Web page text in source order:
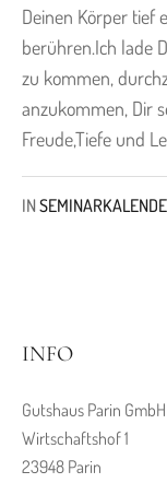
Deinen Körper tief
berühren.Ich lade
zu kommen,
anzukommen, Dir
Freude,Tiefe und
IN
INFO
Gutshaus Parin GmbH
Wirtschaftshof 1
23948 Parin